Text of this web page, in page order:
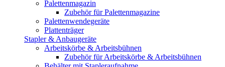
Palettenmagazin
Zubehör für Palettenmagazine
Palettenwendegeräte
Plattenträger
Stapler & Anbaugeräte
Arbeitskörbe & Arbeitsbühnen
Zubehör für Arbeitskörbe & Arbeitsbühnen